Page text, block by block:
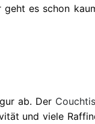
es schon
ab. Der
und viele